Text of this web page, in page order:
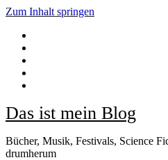
Zum Inhalt springen
Das ist mein Blog
Bücher, Musik, Festivals, Science
drumherum